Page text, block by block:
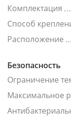
Комплектация
Способ
Расположение
Безопасность
Ограничение
Максимальное